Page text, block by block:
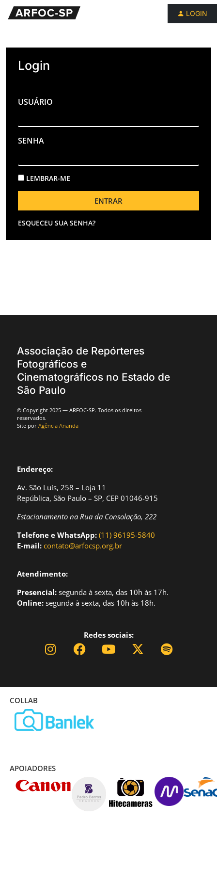
LOGIN
Login
USUÁRIO
SENHA
LEMBRAR-ME
ENTRAR
ESQUECEU SUA SENHA?
Associação de Repórteres
Fotográficos e
Cinematográficos no Estado de
São Paulo
© Copyright 2025 — ARFOC-SP. Todos os direitos
reservados.
Site por Agência Ananda
Endereço:
Av. São Luís, 258 – Loja 11
República, São Paulo – SP, CEP 01046-915
Estacionamento na Rua da Consolação, 222
Telefone e WhatsApp: (11) 96195-5840
E-mail: contato@arfocsp.org.br
Atendimento:
Presencial: segunda à sexta, das 10h às 17h.
Online: segunda à sexta, das 10h às 18h.
Redes sociais:
COLLAB
APOIADORES